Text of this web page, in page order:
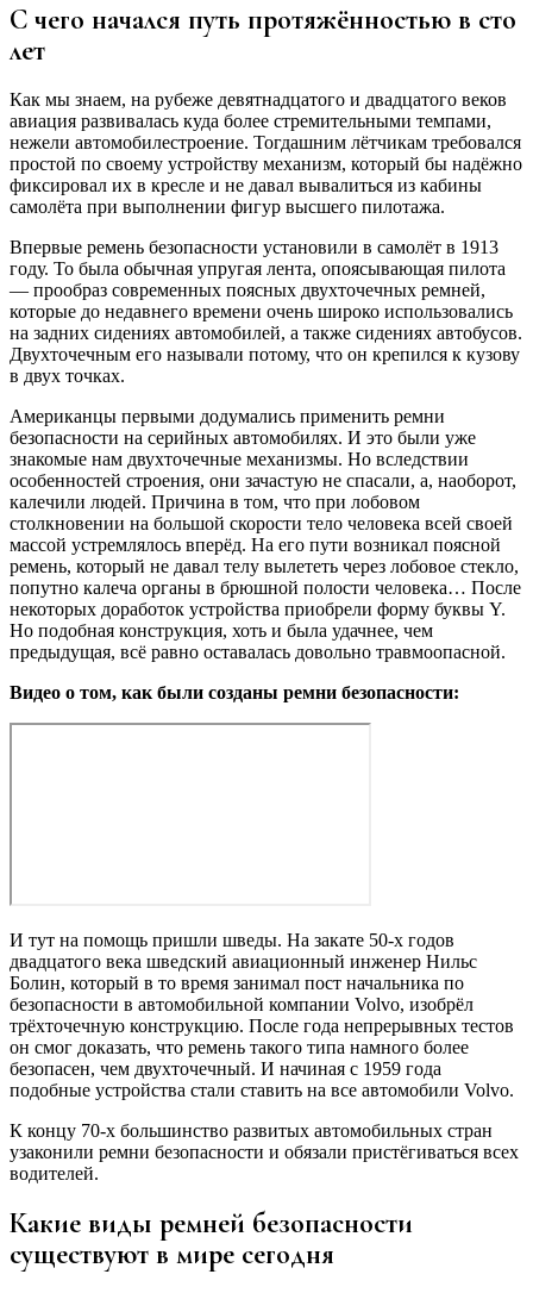
С чего начался путь протяжённостью в сто
лет
Как мы знаем, на рубеже девятнадцатого и двадцатого веков
авиация развивалась куда более стремительными темпами,
нежели автомобилестроение. Тогдашним лётчикам требовался
простой по своему устройству механизм, который бы надёжно
фиксировал их в кресле и не давал вывалиться из кабины
самолёта при выполнении фигур высшего пилотажа.
Впервые ремень безопасности установили в самолёт в 1913
году. То была обычная упругая лента, опоясывающая пилота
— прообраз современных поясных двухточечных ремней,
которые до недавнего времени очень широко использовались
на задних сидениях автомобилей, а также сидениях автобусов.
Двухточечным его называли потому, что он крепился к кузову
в двух точках.
Американцы первыми додумались применить ремни
безопасности на серийных автомобилях. И это были уже
знакомые нам двухточечные механизмы. Но вследствии
особенностей строения, они зачастую не спасали, а, наоборот,
калечили людей. Причина в том, что при лобовом
столкновении на большой скорости тело человека всей своей
массой устремлялось вперёд. На его пути возникал поясной
ремень, который не давал телу вылететь через лобовое стекло,
попутно калеча органы в брюшной полости человека… После
некоторых доработок устройства приобрели форму буквы Y.
Но подобная конструкция, хоть и была удачнее, чем
предыдущая, всё равно оставалась довольно травмоопасной.
Видео о том, как были созданы ремни безопасности:
И тут на помощь пришли шведы. На закате 50-х годов
двадцатого века шведский авиационный инженер Нильс
Болин, который в то время занимал пост начальника по
безопасности в автомобильной компании Volvo, изобрёл
трёхточечную конструкцию. После года непрерывных тестов
он смог доказать, что ремень такого типа намного более
безопасен, чем двухточечный. И начиная с 1959 года
подобные устройства стали ставить на все автомобили Volvo.
К концу 70-х большинство развитых автомобильных стран
узаконили ремни безопасности и обязали пристёгиваться всех
водителей.
Какие виды ремней безопасности
существуют в мире сегодня